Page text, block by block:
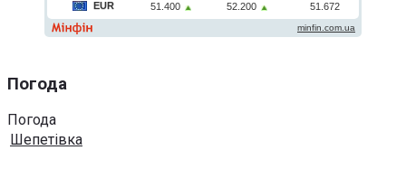
Погода
Погода
Шепетівка